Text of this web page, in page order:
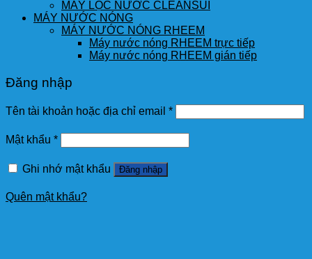
MÁY LỌC NƯỚC CLEANSUI
MÁY NƯỚC NÓNG
MÁY NƯỚC NÓNG RHEEM
Máy nước nóng RHEEM trực tiếp
Máy nước nóng RHEEM gián tiếp
Đăng nhập
Tên tài khoản hoặc địa chỉ email *
Mật khẩu *
Ghi nhớ mật khẩu Đăng nhập
Quên mật khẩu?